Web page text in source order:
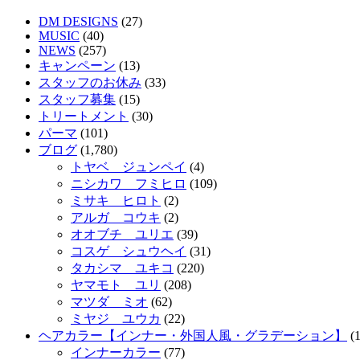
DM DESIGNS (27)
MUSIC (40)
NEWS (257)
キャンペーン (13)
スタッフのお休み (33)
スタッフ募集 (15)
トリートメント (30)
パーマ (101)
ブログ (1,780)
トヤベ ジュンペイ (4)
ニシカワ フミヒロ (109)
ミサキ ヒロト (2)
アルガ コウキ (2)
オオブチ ユリエ (39)
コスゲ シュウヘイ (31)
タカシマ ユキコ (220)
ヤマモト ユリ (208)
マツダ ミオ (62)
ミヤジ ユウカ (22)
ヘアカラー【インナー・外国人風・グラデーション】
インナーカラー (77)